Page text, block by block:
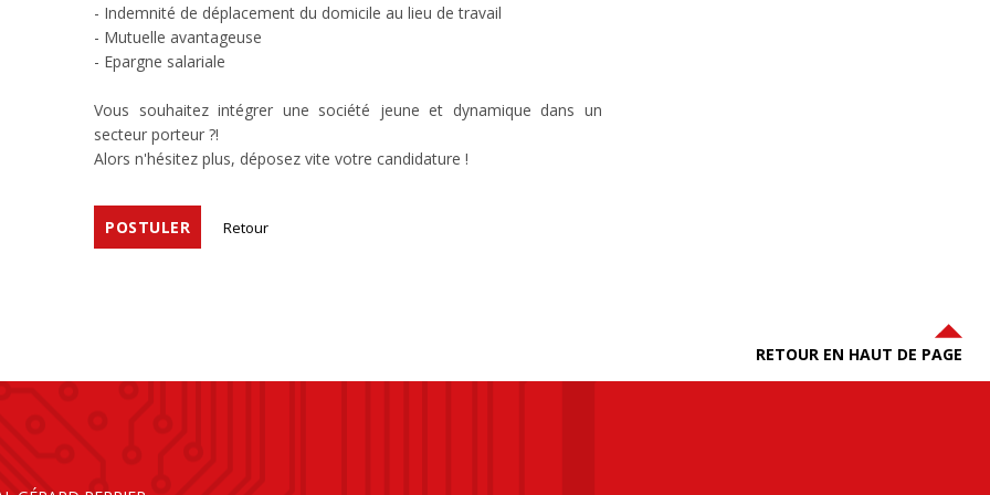
- Indemnité de déplacement du domicile au lieu de travail
- Mutuelle avantageuse
- Epargne salariale
Vous souhaitez intégrer une société jeune et dynamique dans un
secteur porteur ?!
Alors n'hésitez plus, déposez vite votre candidature !
Retour
POSTULER
RETOUR EN HAUT DE PAGE